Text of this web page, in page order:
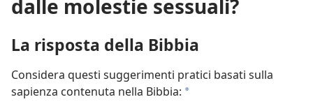
dalle molestie sessuali?
La risposta della Bibbia
Considera questi suggerimenti pratici basati sulla
sapienza contenuta nella Bibbia: a